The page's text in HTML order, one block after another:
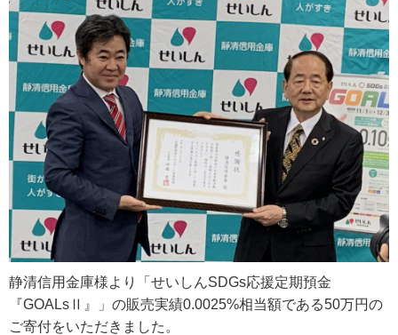
静清信用金庫様より「せいしんSDGs応援定期預金
『GOALsⅡ』」の販売実績0.0025%相当額である50万円の
ご寄付をいただきました。